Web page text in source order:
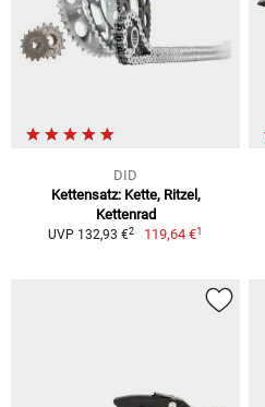
DID
Kettensatz: Kette, Ritzel,
Kettenrad
UVP 132,93 €2 119,64 €1